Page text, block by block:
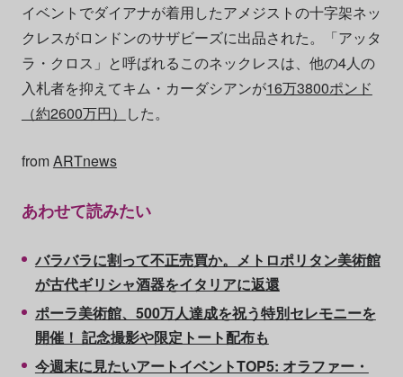
イベントでダイアナが着用したアメジストの十字架ネッ
クレスがロンドンのサザビーズに出品された。「アッタ
ラ・クロス」と呼ばれるこのネックレスは、他の4人の
入札者を抑えてキム・カーダシアンが16万3800ポンド
（約2600万円） した。
fromARTnews
あわせて読みたい
バラバラに割って不正売買か。メトロポリタン美術館
が古代ギリシャ酒器をイタリアに返還
ポーラ美術館、500万人達成を祝う特別セレモニーを
開催！ 記念撮影や限定トート配布も
今週末に見たいアートイベントTOP5: オラファー・